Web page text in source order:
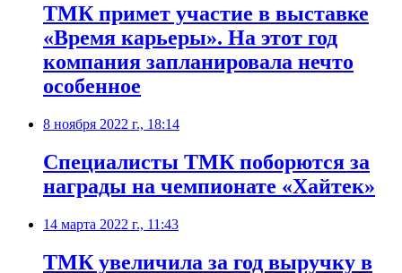
​ТМК примет участие в выставке
«Время карьеры». На этот год
компания запланировала нечто
особенное
8 ноября 2022 г., 18:14
​Специалисты ТМК поборются за
награды на чемпионате «Хайтек»
14 марта 2022 г., 11:43
ТМК увеличила за год выручку в